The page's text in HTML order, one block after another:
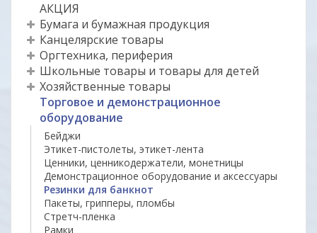
АКЦИЯ
Бумага и бумажная продукция
Канцелярские товары
Оргтехника, периферия
Школьные товары и товары для детей
Хозяйственные товары
Торговое и демонстрационное
оборудование
Бейджи
Этикет-пистолеты, этикет-лента
Ценники, ценникодержатели, монетницы
Демонстрационное оборудование и аксессуары
Резинки для банкнот
Пакеты, грипперы, пломбы
Стретч-пленка
Рамки